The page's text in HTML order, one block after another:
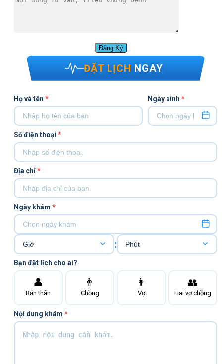
ĐẶT LỊCH NGAY
Họ và tên * Ngày sinh*
Số điện thoại *
Địa chỉ*
Ngày khám *
:
Bạn đặt lịch cho ai?
👤
Bản thân
👨
Chồng
👩
Vợ
👥
Hai vợ chồng
Nội dung khám *